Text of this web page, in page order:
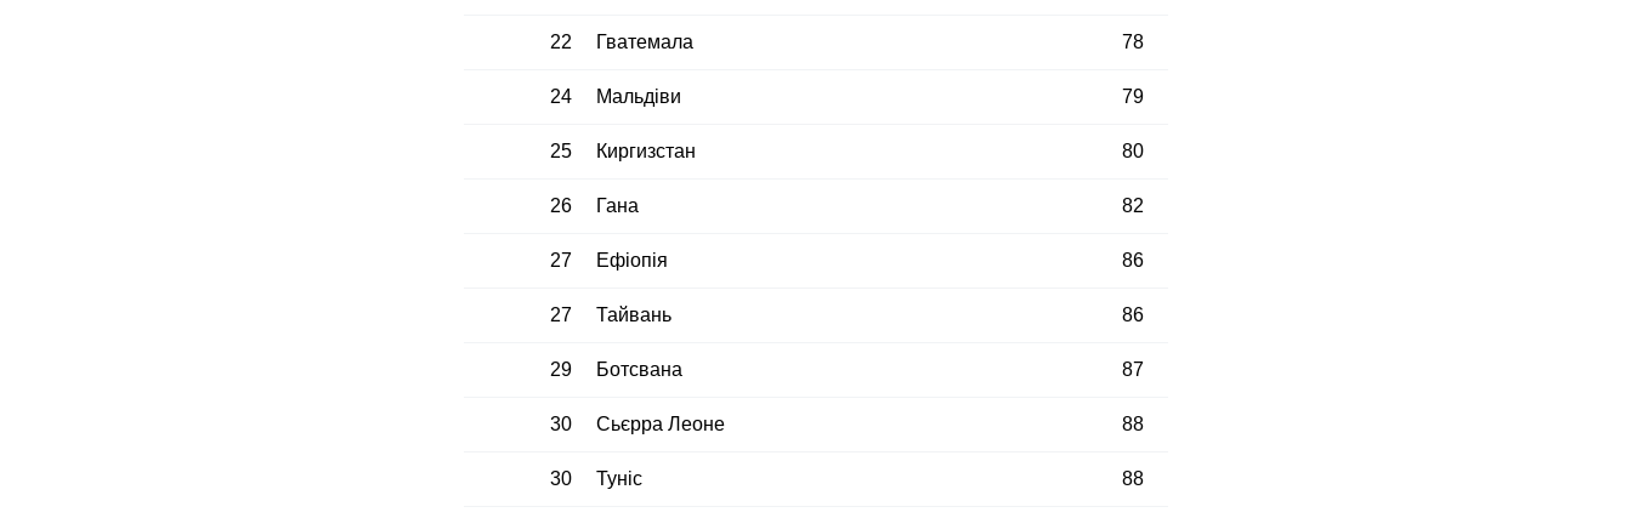
22 Гватемала 78
24 Мальдіви 79
25 Киргизстан 80
26 Гана 82
27 Ефіопія 86
27 Тайвань 86
29 Ботсвана 87
30 Сьєрра Леоне 88
30 Туніс 88